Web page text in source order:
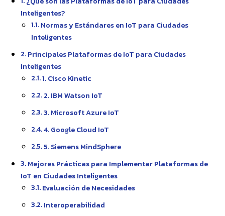
Inteligentes?
Normas y Estándares en IoT para Ciudades
Inteligentes
Principales Plataformas de IoT para Ciudades
Inteligentes
1. Cisco Kinetic
2. IBM Watson IoT
3. Microsoft Azure IoT
4. Google Cloud IoT
5. Siemens MindSphere
Mejores Prácticas para Implementar Plataformas de
IoT en Ciudades Inteligentes
Evaluación de Necesidades
Interoperabilidad